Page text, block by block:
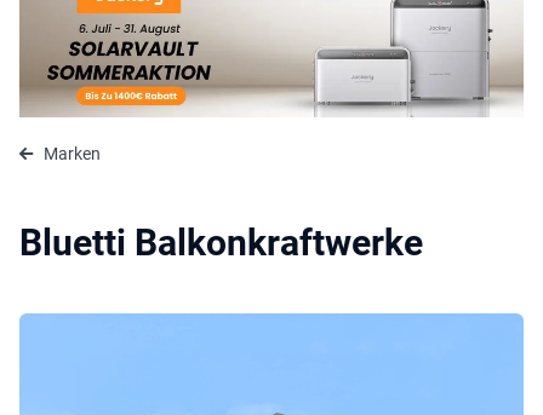
Marken
Bluetti Balkonkraftwerke